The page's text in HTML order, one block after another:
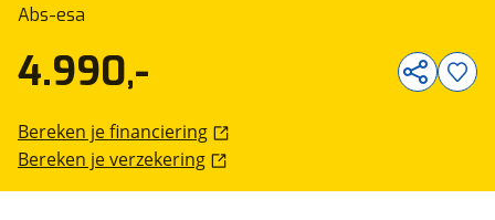
Abs-esa
4.990,-
Bereken je financiering
Bereken je verzekering